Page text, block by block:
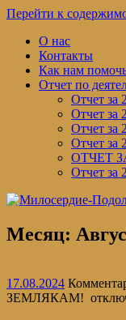
Перейти к
О нас
Контакты
Как нам
Отчет по
Отчет за
Отчет за
Отчет за
Отчет за
ОТЧЕТ
Отчет за
Месяц:
17.08.2024
ЗЕМЛЯКАМ!